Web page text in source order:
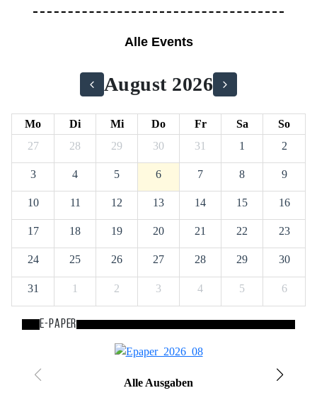
Alle Events
August 2026
Mo Di Mi Do Fr Sa
So
27
28 29 30 31 1 2
3 4 5 6 7 8 9
10 11 12 13 14 15 16
17 18 19 20 21 22 23
24 25 26 27 28 29 30
31 1 2 3 4 5 6
E-Paper
Bild
Alle Ausgaben